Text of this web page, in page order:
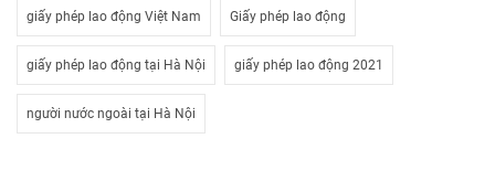
giấy phép lao động Việt Nam Giấy phép lao động
giấy phép lao động tại Hà Nội giấy phép lao động 2021
người nước ngoài tại Hà Nội